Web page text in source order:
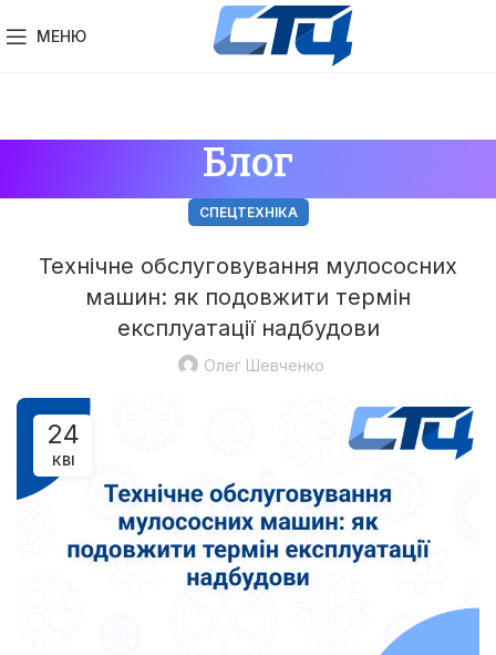
МЕНЮ
Блог
СПЕЦТЕХНІКА
Технічне обслуговування мулососних
машин: як подовжити термін
експлуатації надбудови
Олег Шевченко
24
КВІ